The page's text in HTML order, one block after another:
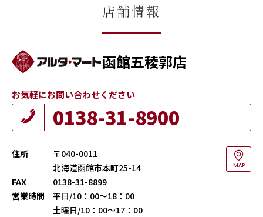
店舗情報
函館五稜郭店
お気軽にお問い合わせください
0138-31-8900
住所
〒040-0011
北海道函館市本町25-14
MAP
FAX
0138-31-8899
営業時間
平日/10：00～18：00
土曜日/10：00～17：00